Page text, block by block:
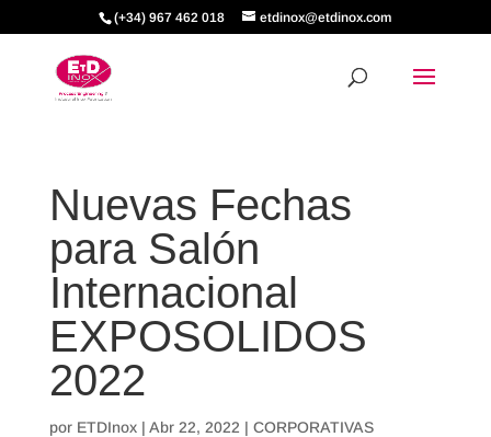
(+34) 967 462 018 etdinox@etdinox.com
Nuevas Fechas
para Salón
Internacional
EXPOSOLIDOS
2022
por ETDInox| Abr 22, 2022 | CORPORATIVAS